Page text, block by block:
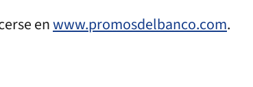
enwww.promosdelbanco.com.